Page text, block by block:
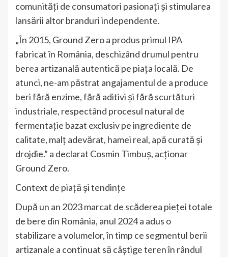
comunități de consumatori pasionați și stimularea
lansării altor branduri independente.
„În 2015, Ground Zero a produs primul IPA
fabricat în România, deschizând drumul pentru
berea artizanală autentică pe piața locală. De
atunci, ne-am păstrat angajamentul de a produce
beri fără enzime, fără aditivi și fără scurtături
industriale, respectând procesul natural de
fermentație bazat exclusiv pe ingrediente de
calitate, malț adevărat, hamei real, apă curată și
drojdie.” a declarat Cosmin Timbuș, acționar
Ground Zero.
Context de piață și tendințe
După un an 2023 marcat de scăderea pieței totale
de bere din România, anul 2024 a adus o
stabilizare a volumelor, în timp ce segmentul berii
artizanale a continuat să câștige teren în rândul